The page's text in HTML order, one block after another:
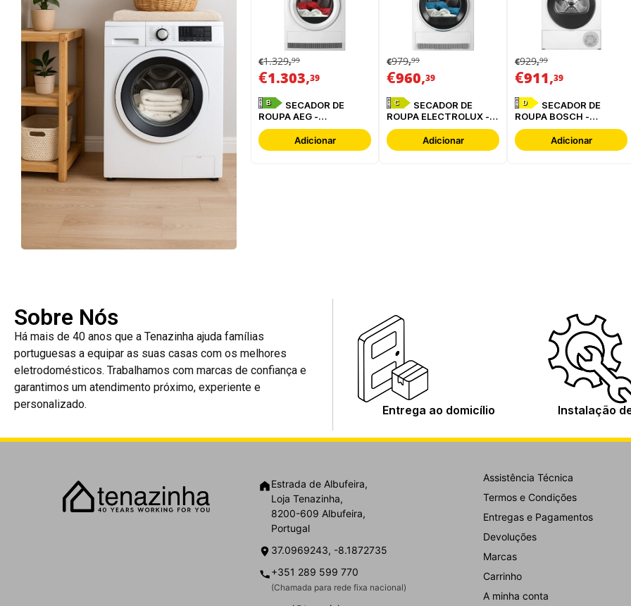
€1.329,99
€1.303,39
B
ROUPA AEG -
TR839T4PBC
Adicionar
€979,99
€960,39
C
ROUPA ELECTROLUX -
EDI629G4BO
Adicionar
€929,99
€911,39
D
ROUPA BOSCH -
WQG24200ES
Adicionar
Sobre Nós
Há mais de 40 anos que a Tenazinha ajuda famílias
portuguesas a equipar as suas casas com os melhores
eletrodomésticos. Trabalhamos com marcas de confiança e
garantimos um atendimento próximo, experiente e
personalizado.
Entrega ao domicílio Instalação
Estrada de Albufeira,
Loja Tenazinha,
8200-609 Albufeira,
Portugal
37.0969243, -8.1872735
+351 289 599 770
(Chamada para rede fixa nacional)
Assistência Técnica
Termos e Condições
Entregas e Pagamentos
Devoluções
Marcas
Carrinho
A minha conta